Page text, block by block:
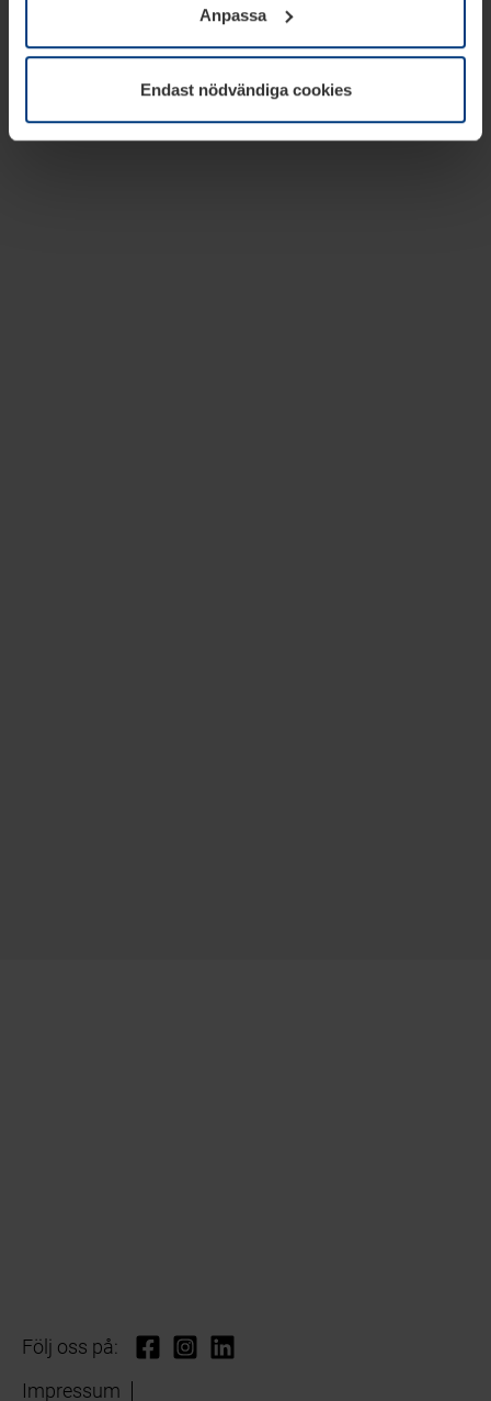
informationen om kakor underDataskyddsförklaring
vår webbplats.
Anpassa
Endast nödvändiga cookies
Följ oss på:
Impressum